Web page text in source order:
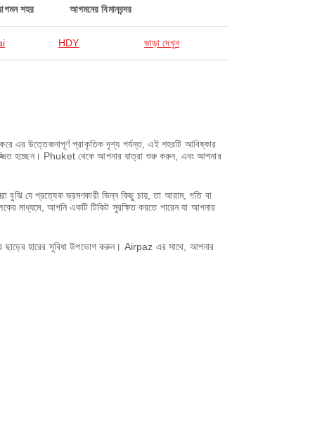
শহর আগমনের বিমানবন্দর
HDY ভাড়া দেখুন
এর উত্তেজনাপূর্ণ প্রাকৃতিক দৃশ্য পর্যন্ত, এই শহরটি আবিষ্কার
হচ্ছেন। Phuket থেকে আপনার যাত্রা শুরু করুন, এবং আপনার
যে প্রত্যেক ভ্রমণকারী ভিন্ন কিছু চায়, তা আরাম, গতি বা
মাধ্যমে, আপনি একটি টিকিট সুরক্ষিত করতে পারেন যা আপনার
ছাড়ের হারের সুবিধা উপভোগ করুন। Airpaz এর সাথে, আপনার